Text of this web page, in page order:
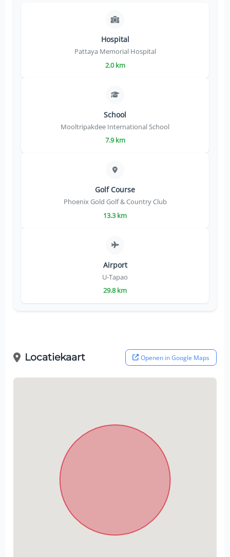
Hospital
Pattaya Memorial Hospital
2.0 km
School
Mooltripakdee International School
7.9 km
Golf Course
Phoenix Gold Golf & Country Club
13.3 km
Airport
U-Tapao
29.8 km
Locatiekaart Openen in Google Maps